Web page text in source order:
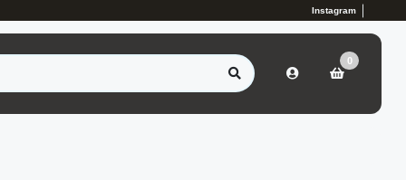
Instagram
0